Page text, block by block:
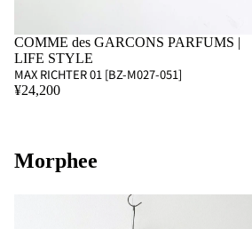
COMME des GARCONS PARFUMS |
LIFE STYLE
MAX RICHTER 01 [BZ-M027-051]
¥24,200
Morphee